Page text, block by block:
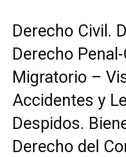
Derecho Civil.
Derecho
Migratorio –
Accidentes y
Despidos.
Derecho del